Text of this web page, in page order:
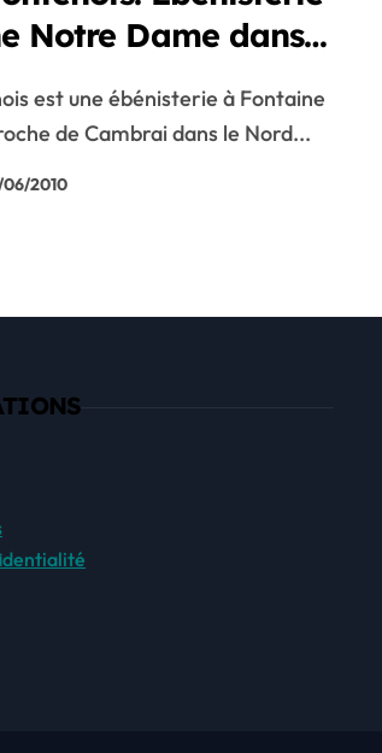
Notre Dame dans
de Cambrai dans le Nord...
2010